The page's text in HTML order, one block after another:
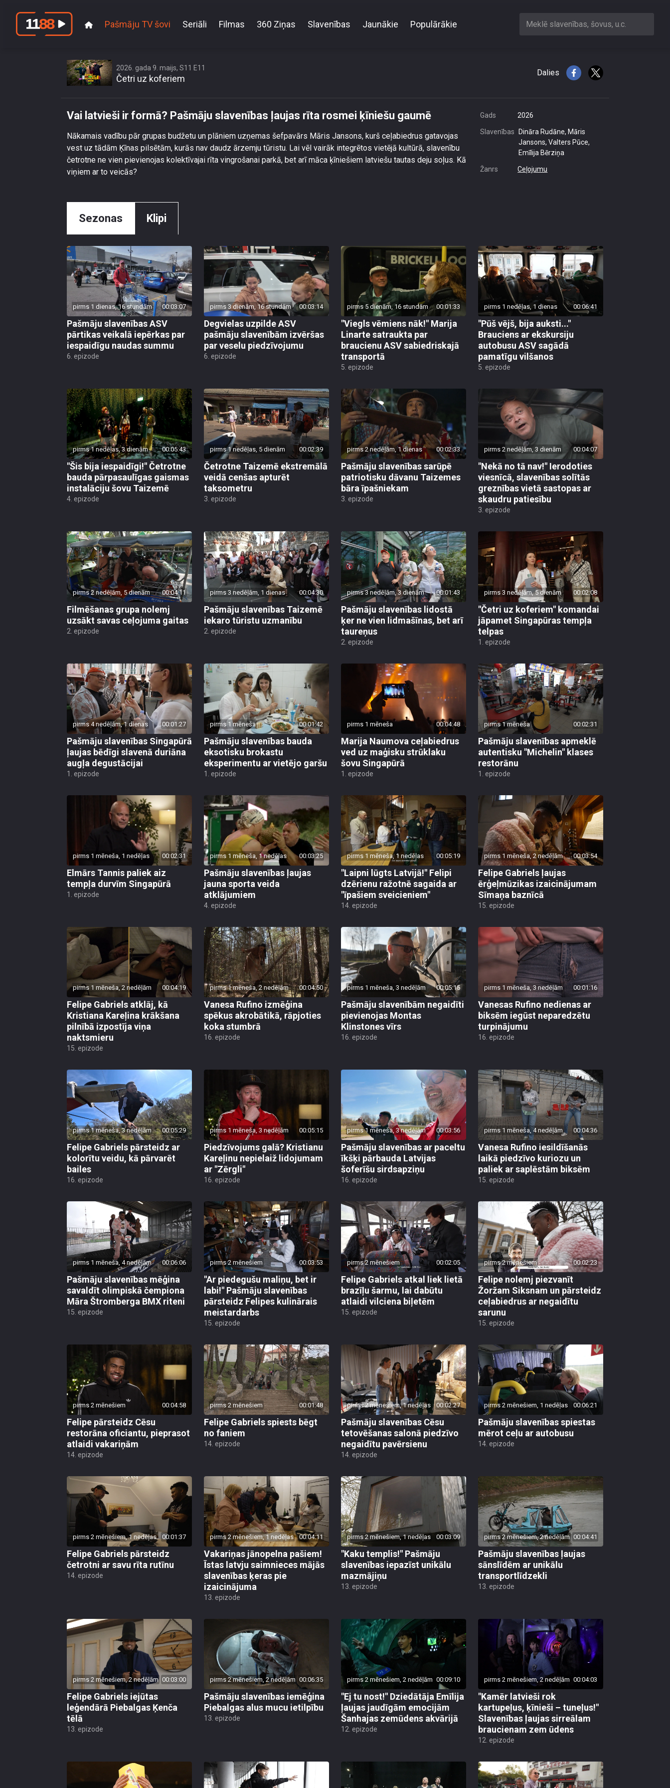
Pašmāju TV šovi Seriāli Filmas 360 Ziņas Slavenības Jaunākie Populārākie Meklē slavenības, šovus, u.c.
2026. gada 9. maijs, S11 E11
Četri uz koferiem
Dalies
Vai latvieši ir formā? Pašmāju slavenības ļaujas rīta rosmei ķīniešu gaumē
Nākamais vadību pār grupas budžetu un plāniem uzņemas šefpavārs Māris Jansons, kurš ceļabiedrus gatavojas
vest uz tādām Ķīnas pilsētām, kurās nav daudz ārzemju tūristu. Lai vēl vairāk integrētos vietējā kultūrā, slavenību
četrotne ne vien pievienojas kolektīvajai rīta vingrošanai parkā, bet arī māca ķīniešiem latviešu tautas deju soļus. Kā
viņiem ar to veicās?
Gads 2026
Slavenības
Dināra Rudāne, Māris
Jansons, Valters Pūce,
Emīlija Bērziņa
Žanrs Ceļojumu
Sezonas Klipi
pirms 1 dienas, 16 stundām 00:03:07
Pašmāju slavenības ASV
pārtikas veikalā iepērkas par
iespaidīgu naudas summu
6. epizode
pirms 3 dienām, 16 stundām 00:03:14
Degvielas uzpilde ASV
pašmāju slavenībām izvēršas
par veselu piedzīvojumu
6. epizode
pirms 5 dienām, 16 stundām 00:01:33
"Viegls vēmiens nāk!" Marija
Linarte satraukta par
braucienu ASV sabiedriskajā
transportā
5. epizode
pirms 1 nedēļas, 1 dienas 00:06:41
"Pūš vējš, bija auksti..."
Brauciens ar ekskursiju
autobusu ASV sagādā
pamatīgu vilšanos
5. epizode
pirms 1 nedēļas, 3 dienām 00:05:43
"Šis bija iespaidīgi!" Četrotne
bauda pārpasaulīgas gaismas
instalāciju šovu Taizemē
4. epizode
pirms 1 nedēļas, 5 dienām 00:02:39
Četrotne Taizemē ekstremālā
veidā cenšas apturēt
taksometru
3. epizode
pirms 2 nedēļām, 1 dienas 00:02:33
Pašmāju slavenības sarūpē
patriotisku dāvanu Taizemes
bāra īpašniekam
3. epizode
pirms 2 nedēļām, 3 dienām 00:04:07
"Nekā no tā nav!" Ierodoties
viesnīcā, slavenības solītās
greznības vietā sastopas ar
skaudru patiesību
3. epizode
pirms 2 nedēļām, 5 dienām 00:04:11
Filmēšanas grupa nolemj
uzsākt savas ceļojuma gaitas
2. epizode
pirms 3 nedēļām, 1 dienas 00:04:30
Pašmāju slavenības Taizemē
iekaro tūristu uzmanību
2. epizode
pirms 3 nedēļām, 3 dienām 00:01:43
Pašmāju slavenības lidostā
ķer ne vien lidmašīnas, bet arī
taureņus
2. epizode
pirms 3 nedēļām, 5 dienām 00:02:08
"Četri uz koferiem" komandai
jāpamet Singapūras tempļa
telpas
1. epizode
pirms 4 nedēļām, 1 dienas 00:01:27
Pašmāju slavenības Singapūrā
ļaujas bēdīgi slavenā duriāna
augļa degustācijai
1. epizode
pirms 1 mēneša 00:01:42
Pašmāju slavenības bauda
eksotisku brokastu
eksperimentu ar vietējo garšu
1. epizode
pirms 1 mēneša 00:04:48
Marija Naumova ceļabiedrus
ved uz maģisku strūklaku
šovu Singapūrā
1. epizode
pirms 1 mēneša 00:02:31
Pašmāju slavenības apmeklē
autentisku "Michelin" klases
restorānu
1. epizode
pirms 1 mēneša, 1 nedēļas 00:02:31
Elmārs Tannis paliek aiz
tempļa durvīm Singapūrā
1. epizode
pirms 1 mēneša, 1 nedēļas 00:03:25
Pašmāju slavenības ļaujas
jauna sporta veida
atklājumiem
4. epizode
pirms 1 mēneša, 1 nedēļas 00:05:19
"Laipni lūgts Latvijā!" Felipi
dzērienu ražotnē sagaida ar
"īpašiem sveicieniem"
14. epizode
pirms 1 mēneša, 2 nedēļām 00:03:54
Felipe Gabriels ļaujas
ērģeļmūzikas izaicinājumam
Sīmaņa baznīcā
15. epizode
pirms 1 mēneša, 2 nedēļām 00:04:19
Felipe Gabriels atklāj, kā
Kristiana Kareļina krākšana
pilnībā izpostīja viņa
naktsmieru
15. epizode
pirms 1 mēneša, 2 nedēļām 00:04:50
Vanesa Rufino izmēģina
spēkus akrobātikā, rāpjoties
koka stumbrā
16. epizode
pirms 1 mēneša, 3 nedēļām 00:05:15
Pašmāju slavenībām negaidīti
pievienojas Montas
Klinstones vīrs
16. epizode
pirms 1 mēneša, 3 nedēļām 00:01:16
Vanesas Rufino nedienas ar
biksēm iegūst neparedzētu
turpinājumu
16. epizode
pirms 1 mēneša, 3 nedēļām 00:05:29
Felipe Gabriels pārsteidz ar
kolorītu veidu, kā pārvarēt
bailes
16. epizode
pirms 1 mēneša, 3 nedēļām 00:05:15
Piedzīvojums galā? Kristianu
Kareļinu nepielaiž lidojumam
ar "Zērgli"
16. epizode
pirms 1 mēneša, 3 nedēļām 00:03:56
Pašmāju slavenības ar paceltu
īkšķi pārbauda Latvijas
šoferīšu sirdsapziņu
16. epizode
pirms 1 mēneša, 4 nedēļām 00:04:36
Vanesa Rufino iesildīšanās
laikā piedzīvo kuriozu un
paliek ar saplēstām biksēm
15. epizode
pirms 1 mēneša, 4 nedēļām 00:06:06
Pašmāju slavenības mēģina
savaldīt olimpiskā čempiona
Māra Štromberga BMX riteni
15. epizode
pirms 2 mēnešiem 00:03:53
"Ar piedegušu maliņu, bet ir
labi!" Pašmāju slavenības
pārsteidz Felipes kulinārais
meistardarbs
15. epizode
pirms 2 mēnešiem 00:02:05
Felipe Gabriels atkal liek lietā
brazīļu šarmu, lai dabūtu
atlaidi vilciena biļetēm
15. epizode
pirms 2 mēnešiem 00:02:23
Felipe nolemj piezvanīt
Žoržam Siksnam un pārsteidz
ceļabiedrus ar negaidītu
sarunu
15. epizode
pirms 2 mēnešiem 00:04:58
Felipe pārsteidz Cēsu
restorāna oficiantu, pieprasot
atlaidi vakariņām
14. epizode
pirms 2 mēnešiem 00:01:48
Felipe Gabriels spiests bēgt
no faniem
14. epizode
pirms 2 mēnešiem, 1 nedēļas 00:02:27
Pašmāju slavenības Cēsu
tetovēšanas salonā piedzīvo
negaidītu pavērsienu
14. epizode
pirms 2 mēnešiem, 1 nedēļas 00:06:21
Pašmāju slavenības spiestas
mērot ceļu ar autobusu
14. epizode
pirms 2 mēnešiem, 1 nedēļas 00:01:37
Felipe Gabriels pārsteidz
četrotni ar savu rīta rutīnu
14. epizode
pirms 2 mēnešiem, 1 nedēļas 00:04:11
Vakariņas jānopelna pašiem!
Īstas latvju saimnieces mājās
slavenības ķeras pie
izaicinājuma
13. epizode
pirms 2 mēnešiem, 1 nedēļas 00:03:09
"Kaku templis!" Pašmāju
slavenības iepazīst unikālu
mazmājiņu
13. epizode
pirms 2 mēnešiem, 2 nedēļām 00:04:41
Pašmāju slavenības ļaujas
sānslīdēm ar unikālu
transportlīdzekli
13. epizode
pirms 2 mēnešiem, 2 nedēļām 00:03:00
Felipe Gabriels iejūtas
leģendārā Piebalgas Ķenča
tēlā
13. epizode
pirms 2 mēnešiem, 2 nedēļām 00:06:35
Pašmāju slavenības iemēģina
Piebalgas alus mucu ietilpību
13. epizode
pirms 2 mēnešiem, 2 nedēļām 00:09:10
"Ej tu nost!" Dziedātāja Emīlija
ļaujas jaudīgām emocijām
Šanhajas zemūdens akvārijā
12. epizode
pirms 2 mēnešiem, 2 nedēļām 00:04:03
"Kamēr latvieši rok
kartupeļus, ķīnieši – tuneļus!"
Slavenības ļaujas sirreālam
braucienam zem ūdens
12. epizode